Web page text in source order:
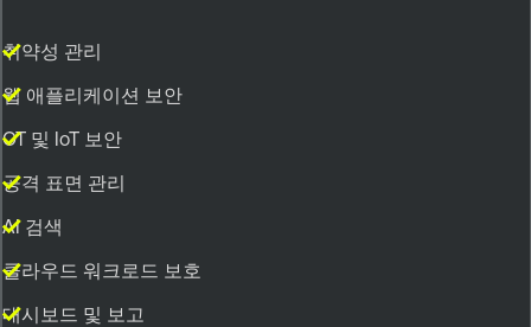
취약성 관리
웹 애플리케이션 보안
OT 및 IoT 보안
공격 표면 관리
AI 검색
클라우드 워크로드 보호
대시보드 및 보고